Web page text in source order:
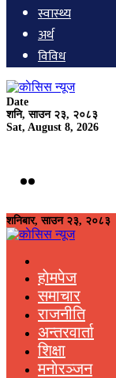
स्वास्थ्य
अर्थ
विविध
Date
शनि, साउन २३, २०८३
Sat, August 8, 2026
शनिबार, साउन २३, २०८३
हाेमपेज
समाचार
राजनीति
अन्तरवार्ता
शिक्षा
मनाेरञ्जन